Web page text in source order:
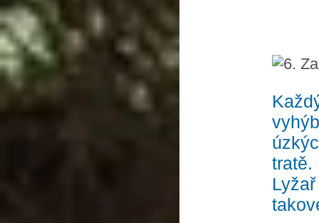
tratě.